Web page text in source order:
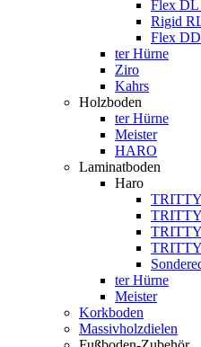
Flex DL
Rigid
Flex
ter Hürne
Ziro
Kahrs
Holzboden
ter Hürne
Meister
HARO
Laminatboden
Haro
ter Hürne
Meister
Korkboden
Massivholzdielen